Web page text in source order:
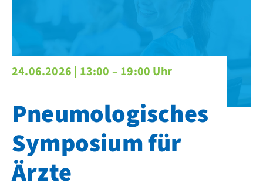
24.06.2026 | 13:00 – 19:00 Uhr
Pneumologisches
Symposium für
Ärzte